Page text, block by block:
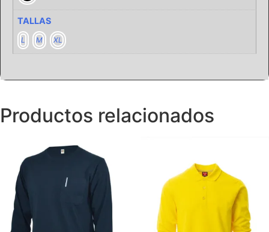
TALLAS
L M XL
Productos relacionados